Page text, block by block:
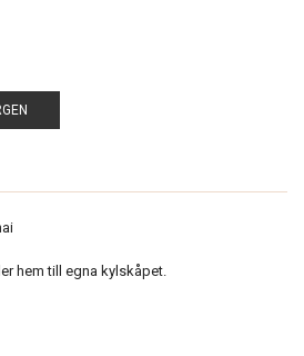
hem till egna kylskåpet.